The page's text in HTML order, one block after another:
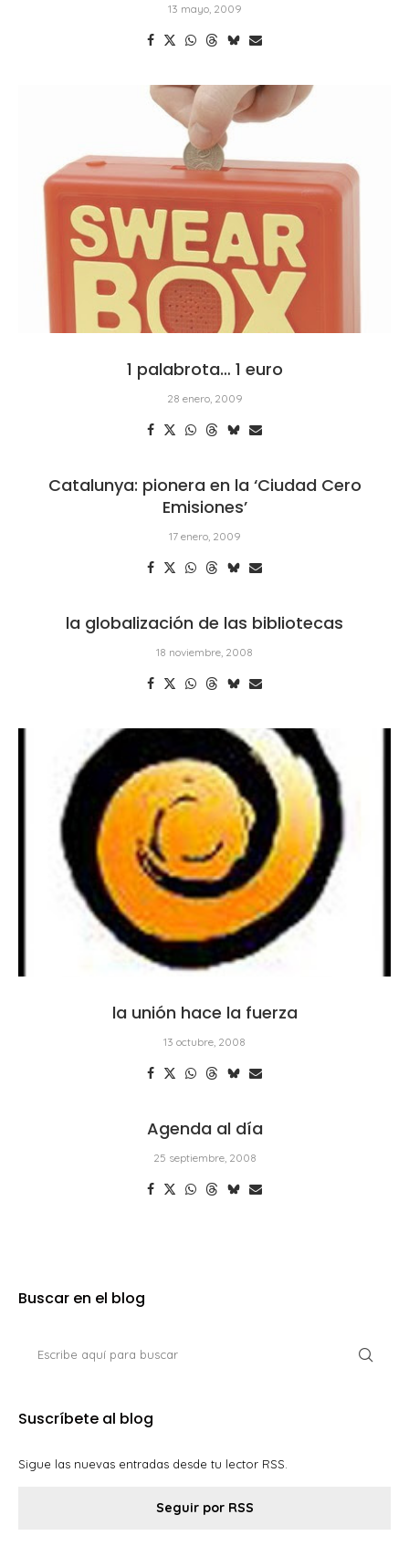
13 mayo, 2009
1 palabrota… 1 euro
28 enero, 2009
Catalunya: pionera en la ‘Ciudad Cero
Emisiones’
17 enero, 2009
la globalización de las bibliotecas
18 noviembre, 2008
la unión hace la fuerza
13 octubre, 2008
Agenda al día
25 septiembre, 2008
Buscar en el blog
Suscríbete al blog
Sigue las nuevas entradas desde tu lector RSS.
Seguir por RSS